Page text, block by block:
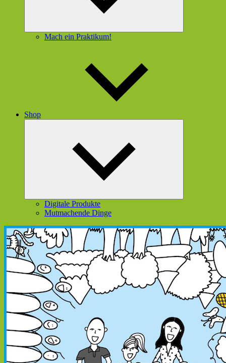
Mach ein Praktikum!
Shop
Digitale Produkte
Mutmachende Dinge